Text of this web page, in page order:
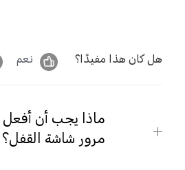
هل كان هذا مفيدًا؟ نعم
ماذا يجب أن
مرور شاشة القفل؟